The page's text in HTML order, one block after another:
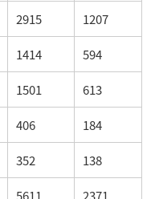
2915 1207
1414 594
1501 613
406 184
352 138
5611 2371